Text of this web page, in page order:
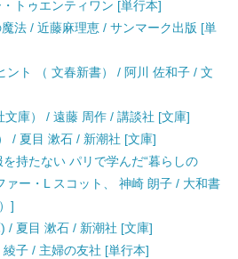
トゥエンティワン [単行本]
法 / 近藤麻理恵 / サンマーク出版 [単
ント （ 文春新書） / 阿川 佐和子 / 文
庫） / 遠藤 周作 / 講談社 [文庫]
/ 夏目 漱石 / 新潮社 [文庫]
持たない パリで学んだ“暮らしの
ァー・L スコット、 神崎 朗子 / 大和書
]
/ 夏目 漱石 / 新潮社 [文庫]
子 / 主婦の友社 [単行本]